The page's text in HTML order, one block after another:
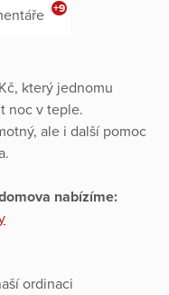
+9
který jednomu
noc v teple.
ale i další pomoc
nabízíme:
ordinaci